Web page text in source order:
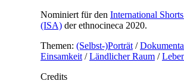
Nominiert für den International
(ISA)der ethnocineca 2020.
Themen: (Selbst-)Porträt/
Einsamkeit/Ländlicher Raum/
Credits